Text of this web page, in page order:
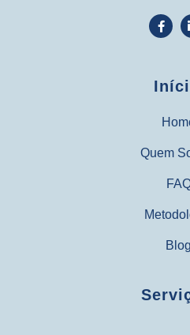
Quem
Blog